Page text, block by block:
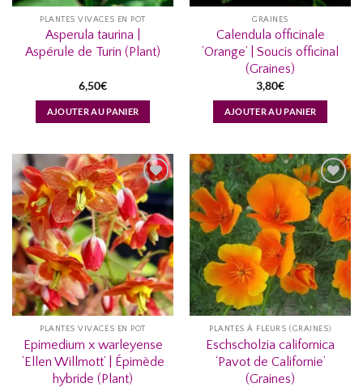
PLANTES VIVACES EN POT
Asperula taurina |
Aspérule de Turin (Plant)
6,50€
AJOUTER AU PANIER
GRAINES
Calendula officinale
‘Orange’ | Soucis officinal
(Graines)
3,80€
AJOUTER AU PANIER
AJOUTER
À MA
LISTE
D’ENVIES...
PLANTES VIVACES EN POT
Epimedium x warleyense
‘Ellen Willmott’ | Épimède
hybride (Plant)
AJOUTER
À MA
LISTE
D’ENVIES...
PLANTES À FLEURS (GRAINES)
Eschscholzia californica
‘Pavot de Californie’
(Graines)